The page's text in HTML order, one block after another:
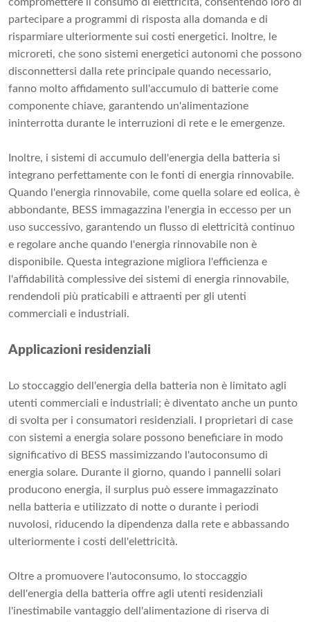
partecipare a programmi di risposta alla domanda e di
risparmiare ulteriormente sui costi energetici. Inoltre, le
microreti, che sono sistemi energetici autonomi che possono
disconnettersi dalla rete principale quando necessario,
fanno molto affidamento sull'accumulo di batterie come
componente chiave, garantendo un'alimentazione
ininterrotta durante le interruzioni di rete e le emergenze.
Inoltre, i sistemi di accumulo dell'energia della batteria si
integrano perfettamente con le fonti di energia rinnovabile.
Quando l'energia rinnovabile, come quella solare ed eolica, è
abbondante, BESS immagazzina l'energia in eccesso per un
uso successivo, garantendo un flusso di elettricità continuo
e regolare anche quando l'energia rinnovabile non è
disponibile. Questa integrazione migliora l'efficienza e
l'affidabilità complessive dei sistemi di energia rinnovabile,
rendendoli più praticabili e attraenti per gli utenti
commerciali e industriali.
Applicazioni residenziali
Lo stoccaggio dell'energia della batteria non è limitato agli
utenti commerciali e industriali; è diventato anche un punto
di svolta per i consumatori residenziali. I proprietari di case
con sistemi a energia solare possono beneficiare in modo
significativo di BESS massimizzando l'autoconsumo di
energia solare. Durante il giorno, quando i pannelli solari
producono energia, il surplus può essere immagazzinato
nella batteria e utilizzato di notte o durante i periodi
nuvolosi, riducendo la dipendenza dalla rete e abbassando
ulteriormente i costi dell'elettricità.
Oltre a promuovere l'autoconsumo, lo stoccaggio
dell'energia della batteria offre agli utenti residenziali
l'inestimabile vantaggio dell'alimentazione di riserva di